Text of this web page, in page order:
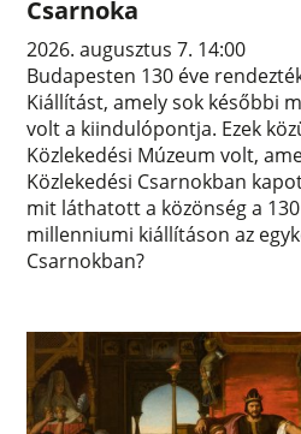
Csarnoka
2026. augusztus 7. 14:00
Budapesten 130 éve
Kiállítást, amely sok későbbi
volt a kiindulópontja. Ezek
Közlekedési Múzeum volt,
Közlekedési Csarnokban
mit láthatott a közönség a
millenniumi kiállításon az
Csarnokban?